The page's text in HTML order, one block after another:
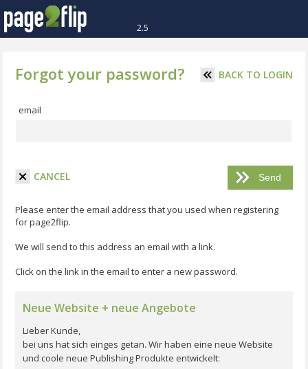
2.5
Forgot your password? BACK TO LOGIN
email
CANCEL
Please enter the email address that you used when registering
for page2flip.
We will send to this address an email with a link.
Click on the link in the email to enter a new password.
Neue Website + neue Angebote
Lieber Kunde,
bei uns hat sich einges getan. Wir haben eine neue Website
und coole neue Publishing Produkte entwickelt: